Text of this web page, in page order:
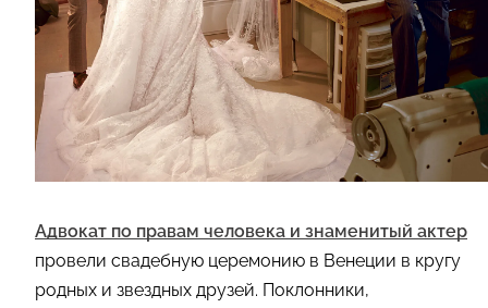
Адвокат по правам человека и знаменитый актер
провели свадебную церемонию в Венеции в кругу
родных и звездных друзей. Поклонники,